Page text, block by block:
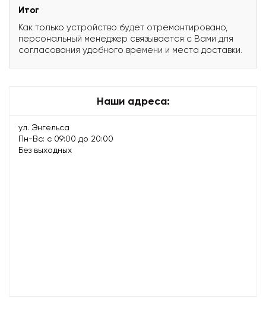
Итог
Как только устройство будет отремонтировано,
персональный менеджер связывается с Вами для
согласования удобного времени и места доставки.
Наши адреса:
ул. Энгельса
Пн-Вс: с 09:00 до 20:00
Без выходных